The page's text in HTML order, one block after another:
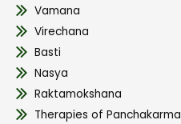
Vamana
Virechana
Basti
Nasya
Raktamokshana
Therapies of Panchakarma